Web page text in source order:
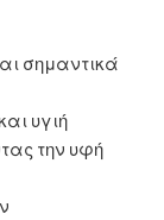
σημαντικά
υγιή
την υφή